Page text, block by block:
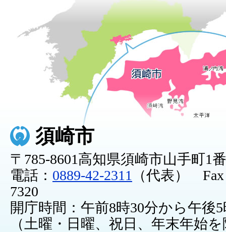
須崎市
〒785-8601高知県須崎市山手町1
電話： 0889-42-2311
（代表） Fax
7320
開庁時間：午前8時30分から午後
（土曜・日曜、祝日、年末年始